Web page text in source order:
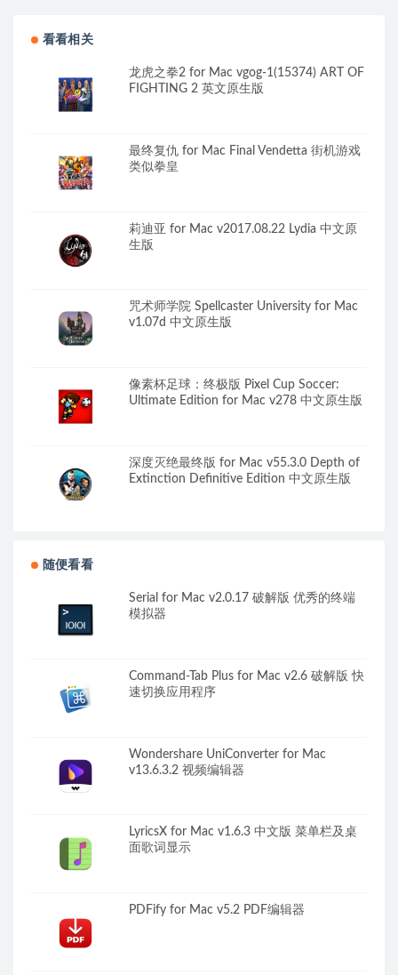
看看相关
龙虎之拳2 for Mac vgog-1(15374) ART OF
FIGHTING 2 英文原生版
最终复仇 for Mac Final Vendetta 街机游戏
类似拳皇
莉迪亚 for Mac v2017.08.22 Lydia 中文原
生版
咒术师学院 Spellcaster University for Mac
v1.07d 中文原生版
像素杯足球：终极版 Pixel Cup Soccer:
Ultimate Edition for Mac v278 中文原生版
深度灭绝最终版 for Mac v55.3.0 Depth of
Extinction Definitive Edition 中文原生版
随便看看
Serial for Mac v2.0.17 破解版 优秀的终端
模拟器
Command-Tab Plus for Mac v2.6 破解版 快
速切换应用程序
Wondershare UniConverter for Mac
v13.6.3.2 视频编辑器
LyricsX for Mac v1.6.3 中文版 菜单栏及桌
面歌词显示
PDFify for Mac v5.2 PDF编辑器